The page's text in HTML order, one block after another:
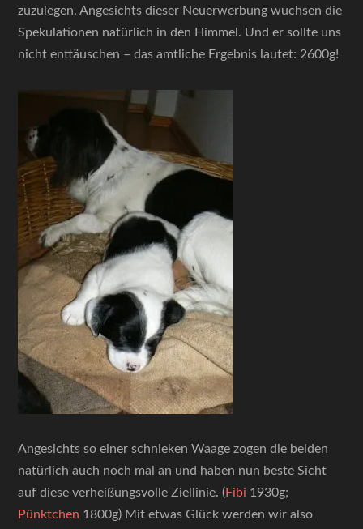
zuzulegen. Angesichts dieser Neuerwerbung wuchsen die
Spekulationen natürlich in den Himmel. Und er sollte uns
nicht enttäuschen – das amtliche Ergebnis lautet: 2600g!
Angesichts so einer schnieken Waage zogen die beiden
natürlich auch noch mal an und haben nun beste Sicht
auf diese verheißungsvolle Ziellinie. (Fibi 1930g;
Pünktchen 1800g) Mit etwas Glück werden wir also